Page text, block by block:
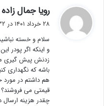
رویا جمال زاده
:
۲۸ خرداد ۱۴۰۱ در ۱:۳۲ ب٫ظ
سلام و خسته
و اینکه اگر پودر
زدنش پیش گیری
باشه که نگهداری
هم داشتم در مورد
قیمتی می فروشند؟
چقدر هزینه ارسال